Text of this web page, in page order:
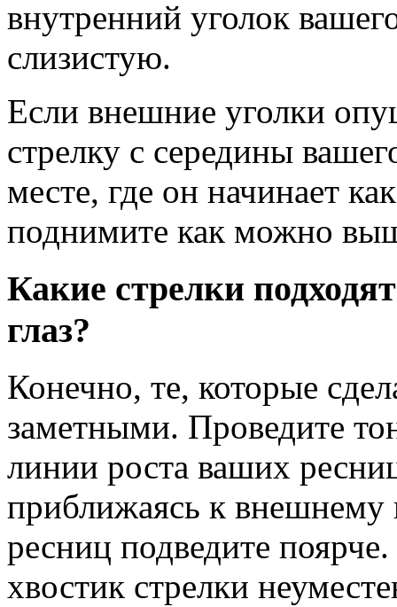
внутренний уголок
слизистую.
Если внешние уголки
стрелку с середины
месте, где он начинает
поднимите как можно
Какие стрелки
глаз?
Конечно, те, которые
заметными. Проведите
линии роста ваших
приближаясь к
ресниц подведите
хвостик стрелки